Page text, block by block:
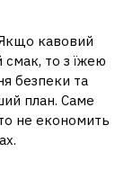
кавовий
то з їжею
безпеки та
план. Саме
не економить